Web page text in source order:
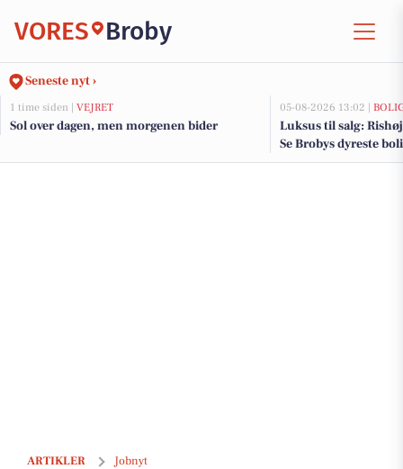
VORES Broby
Seneste nyt ›
1 time siden | VEJRET
Sol over dagen, men morgenen bider
05-08-2026 13:02 |
Luksus til salg:
Se Brobys dyreste
ARTIKLER Jobnyt
Bliv tilkaldevikar på bo- og arbejdsfællesskabet Midgård i et